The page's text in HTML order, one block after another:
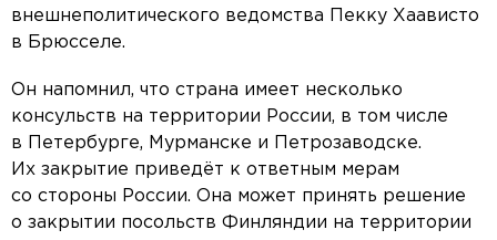
внешнеполитического ведомства Пекку Хаависто
в Брюсселе.
Он напомнил, что страна имеет несколько
консульств на территории России, в том числе
в Петербурге, Мурманске и Петрозаводске.
Их закрытие приведёт к ответным мерам
со стороны России. Она может принять решение
о закрытии посольств Финляндии на территории